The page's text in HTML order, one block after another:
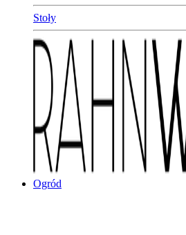
Stoły
Ogród